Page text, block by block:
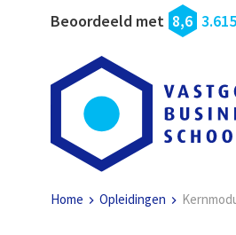
Beoordeeld met 8,6
Home Opleidingen